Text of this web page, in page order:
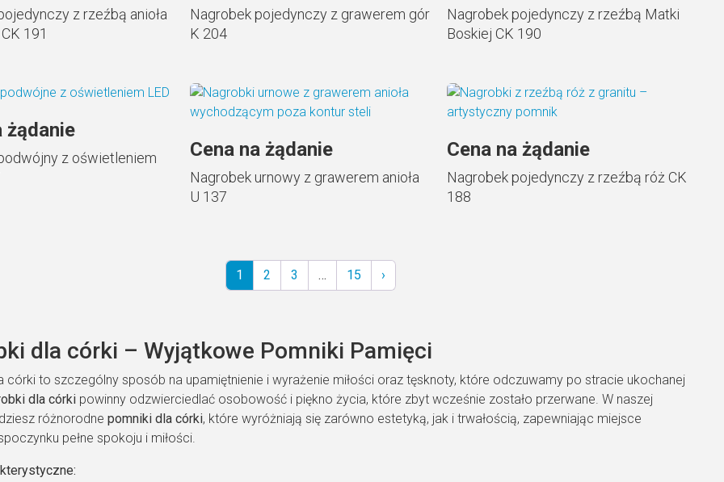
z rzeźbą anioła
191
Nagrobek pojedynczy z grawerem gór
K 204
Nagrobek pojedynczy z rzeźbą Matki
Boskiej CK 190
żądanie
z oświetleniem
Cena na żądanie
Nagrobek urnowy z grawerem anioła
U 137
Cena na żądanie
Nagrobek pojedynczy z rzeźbą róż CK
188
1 2 3 … 15 ›
dla córki – Wyjątkowe Pomniki Pamięci
córki to szczególny sposób na upamiętnienie i wyrażenie miłości oraz tęsknoty, które odczuwamy po stracie ukochanej
dla córki powinny odzwierciedlać osobowość i piękno życia, które zbyt wcześnie zostało przerwane. W naszej
różnorodne pomniki dla córki, które wyróżniają się zarówno estetyką, jak i trwałością, zapewniając miejsce
pełne spokoju i miłości.